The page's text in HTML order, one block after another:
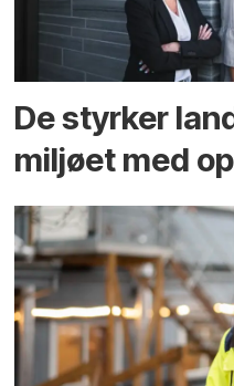
De styrker
miljøet med